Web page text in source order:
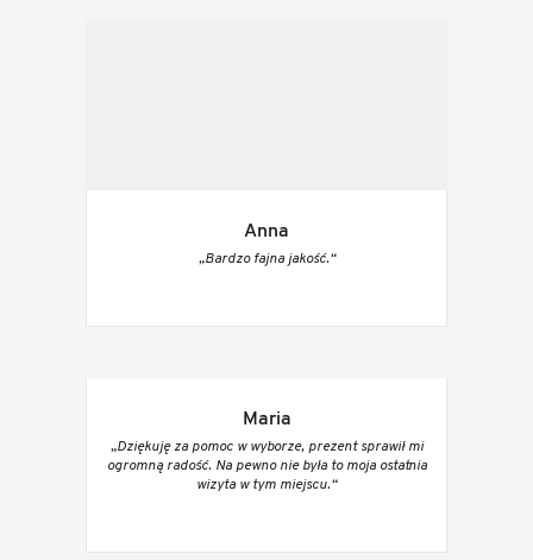
Anna
„Bardzo fajna jakość.“
Maria
„Dziękuję za pomoc w wyborze, prezent sprawił mi
ogromną radość. Na pewno nie była to moja ostatnia
wizyta w tym miejscu.“